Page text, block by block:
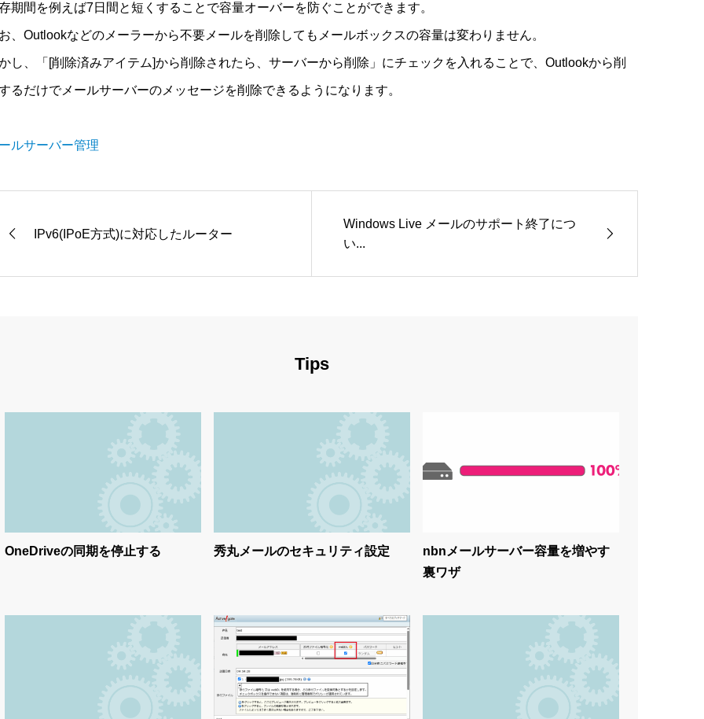
期間を例えば7日間と短くすることで容量オーバーを防ぐことができます。
、Outlookなどのメーラーから不要メールを削除してもメールボックスの容量は変わりません。
し、「[削除済みアイテム]から削除されたら、サーバーから削除」にチェックを入れることで、Outlookから削
るだけでメールサーバーのメッセージを削除できるようになります。
ルサーバー管理
IPv6(IPoE方式)に対応したルーター
Windows Live メールのサポート終了につ
い...
Tips
OneDriveの同期を停止する 秀丸メールのセキュリティ設定
nbnメールサーバー容量を増やす
裏ワザ